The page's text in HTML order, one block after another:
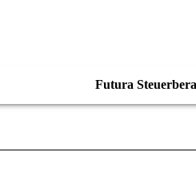
Futura